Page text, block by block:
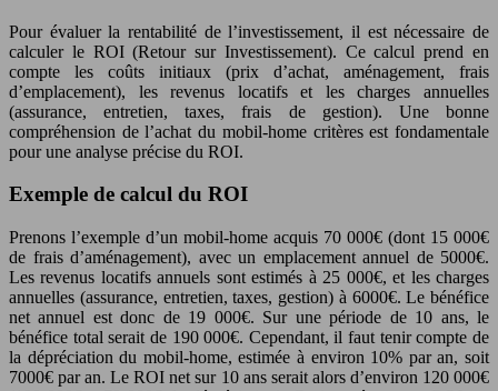
Pour évaluer la rentabilité de l’investissement, il est nécessaire de
calculer le ROI (Retour sur Investissement). Ce calcul prend en
compte les coûts initiaux (prix d’achat, aménagement, frais
d’emplacement), les revenus locatifs et les charges annuelles
(assurance, entretien, taxes, frais de gestion). Une bonne
compréhension de l’achat du mobil-home critères est fondamentale
pour une analyse précise du ROI.
Exemple de calcul du ROI
Prenons l’exemple d’un mobil-home acquis 70 000€ (dont 15 000€
de frais d’aménagement), avec un emplacement annuel de 5000€.
Les revenus locatifs annuels sont estimés à 25 000€, et les charges
annuelles (assurance, entretien, taxes, gestion) à 6000€. Le bénéfice
net annuel est donc de 19 000€. Sur une période de 10 ans, le
bénéfice total serait de 190 000€. Cependant, il faut tenir compte de
la dépréciation du mobil-home, estimée à environ 10% par an, soit
7000€ par an. Le ROI net sur 10 ans serait alors d’environ 120 000€